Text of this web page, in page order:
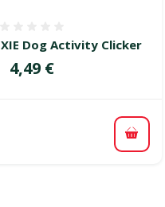
Dog Activity Clicker
Цена
4,49 €
В